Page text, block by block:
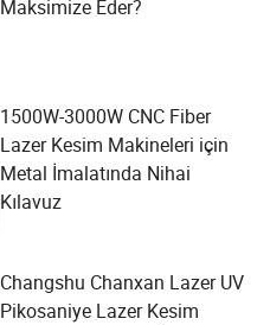
Maksimize Eder?
1500W-3000W CNC Fiber
Lazer Kesim Makineleri için
Metal İmalatında Nihai
Kılavuz
Changshu Chanxan Lazer UV
Pikosaniye Lazer Kesim